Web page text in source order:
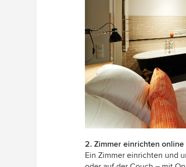
2. Zimmer einrichten online
Ein Zimmer einrichten und